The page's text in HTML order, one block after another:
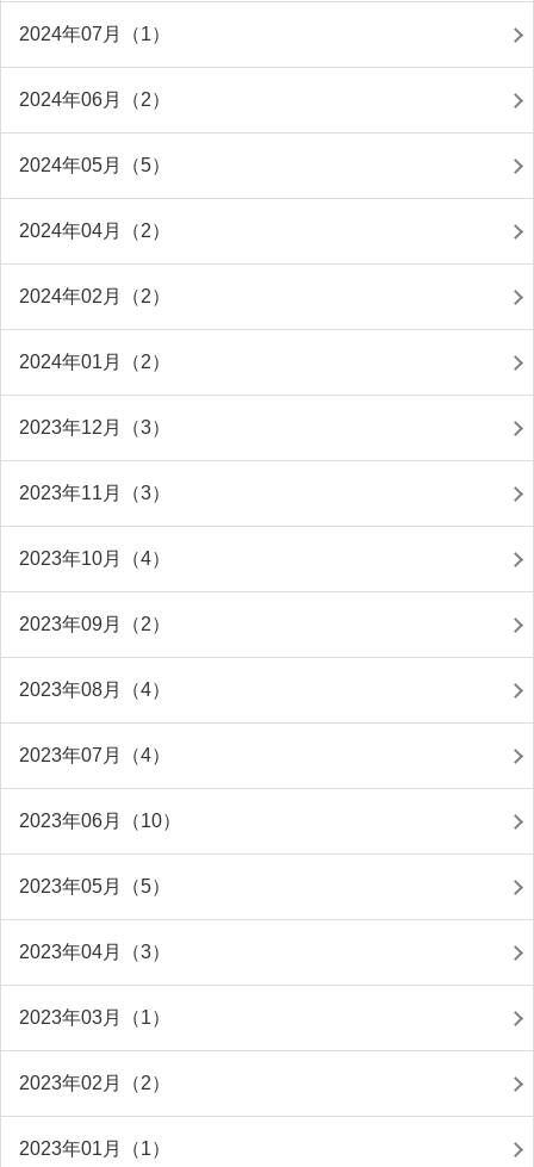
2024年07月（1）
2024年06月（2）
2024年05月（5）
2024年04月（2）
2024年02月（2）
2024年01月（2）
2023年12月（3）
2023年11月（3）
2023年10月（4）
2023年09月（2）
2023年08月（4）
2023年07月（4）
2023年06月（10）
2023年05月（5）
2023年04月（3）
2023年03月（1）
2023年02月（2）
2023年01月（1）